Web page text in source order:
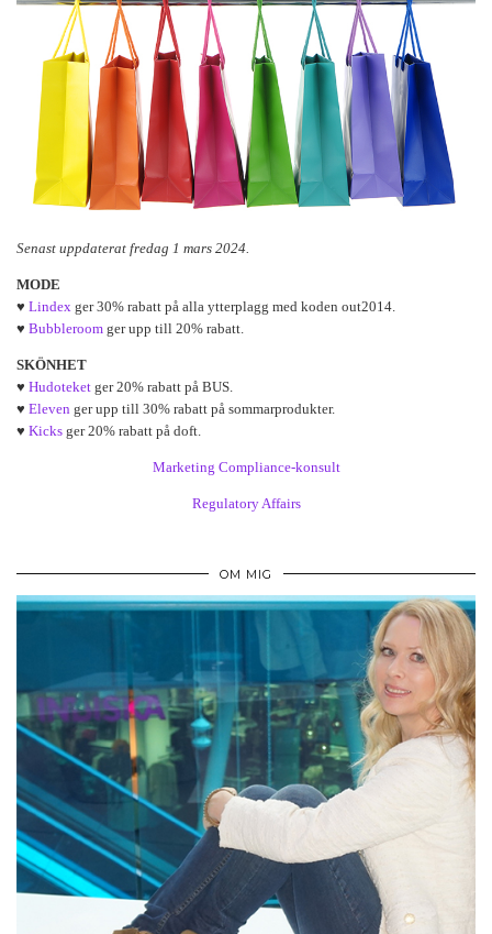
Senast uppdaterat fredag 1 mars 2024.
MODE
♥ Lindex ger 30% rabatt på alla ytterplagg med koden out2014.
♥ Bubbleroom ger upp till 20% rabatt.
SKÖNHET
♥ Hudoteket ger 20% rabatt på BUS.
♥ Eleven ger upp till 30% rabatt på sommarprodukter.
♥ Kicks ger 20% rabatt på doft.
Marketing Compliance-konsult
Regulatory Affairs
OM MIG